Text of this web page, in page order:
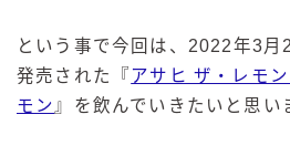
という事で今回は、2022年3月
発売された『 アサヒ ザ・レモ
モン 』を飲んでいきたいと思い